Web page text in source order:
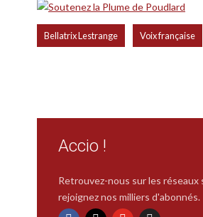
Bellatrix Lestrange Voix française
Accio !
Retrouvez-nous sur les réseaux
rejoignez nos milliers d'abonnés.